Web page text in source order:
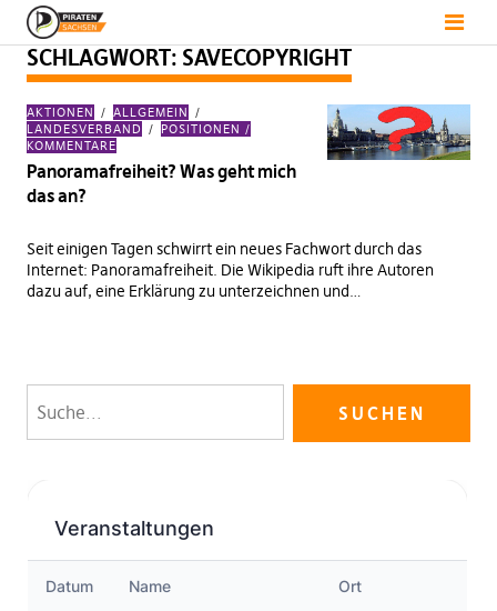
SCHLAGWORT: SAVECOPYRIGHT
AKTIONEN
ALLGEMEIN
LANDESVERBAND
POSITIONEN /
KOMMENTARE
Panoramafreiheit? Was geht mich
das an?
Seit einigen Tagen schwirrt ein neues Fachwort durch das
Internet: Panoramafreiheit. Die Wikipedia ruft ihre Autoren
dazu auf, eine Erklärung zu unterzeichnen und…